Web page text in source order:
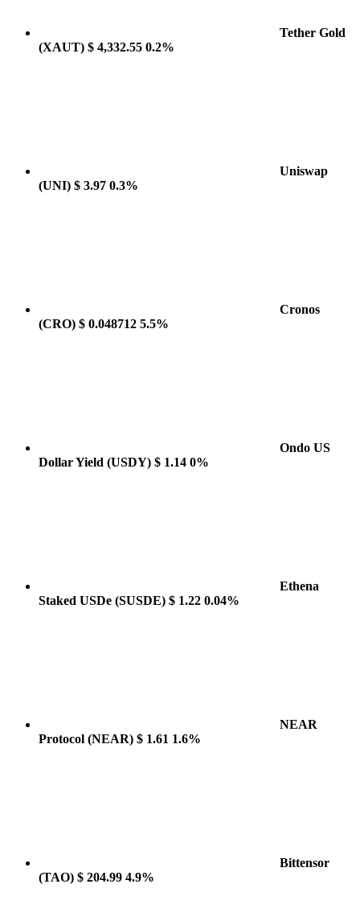
Tether Gold
(XAUT) $ 4,332.55 0.2%
Uniswap
(UNI) $ 3.97 0.3%
Cronos
(CRO) $ 0.048712 5.5%
Ondo US
Dollar Yield (USDY) $ 1.14 0%
Ethena
Staked USDe (SUSDE) $ 1.22 0.04%
NEAR
Protocol (NEAR) $ 1.61 1.6%
Bittensor
(TAO) $ 204.99 4.9%